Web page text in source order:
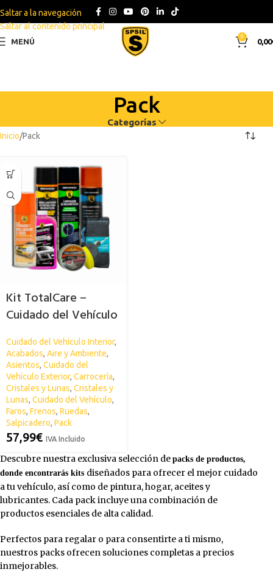
Saltar a la navegación
Saltar al contenido principal
MENÚ
0
0,00
Pack
Categorías
Inicio Pack
Kit TotalCare –
Cuidado del Vehículo
SPSIL
Cuidado del Vehículo Interior,
Acabados, Aire y Ambiente,
Asientos, Cuidado del
Vehículo Exterior, Carrocería,
Cristales y Lunas, Cristales y
Lunas, Cuidado del Vehículo,
Faros, Frenos, Ruedas,
Salpicadero, Pack
57,99€ IVA Incluido
Descubre nuestra exclusiva selección de packs de productos,
donde encontrarás kits diseñados para ofrecer el mejor cuidado
a tu vehículo, así como de pintura, hogar, aceites y
lubricantes. Cada pack incluye una combinación de
productos esenciales de alta calidad.
Perfectos para regalar o para consentirte a ti mismo,
nuestros packs ofrecen soluciones completas a precios
inmejorables.